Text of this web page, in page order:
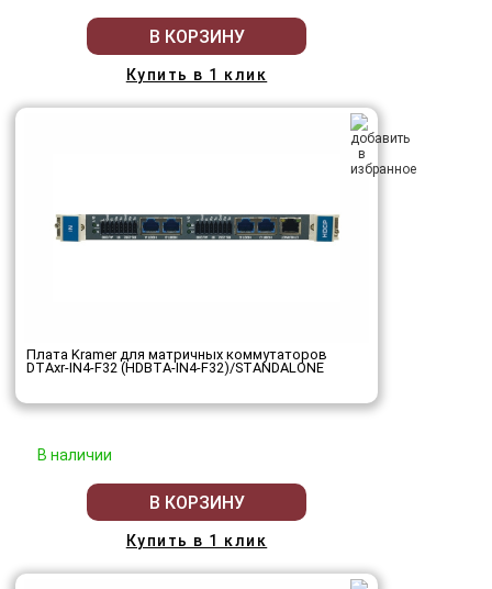
В КОРЗИНУ
Купить в 1 клик
Плата Kramer для матричных коммутаторов
DTAxr-IN4-F32 (HDBTA-IN4-F32)/STANDALONE
В наличии
В КОРЗИНУ
Купить в 1 клик